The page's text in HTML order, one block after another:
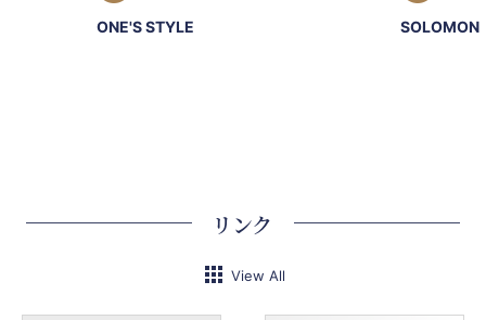
ONE'S STYLE SOLOMON
リンク
View All